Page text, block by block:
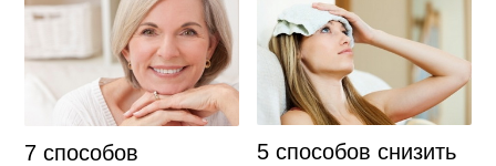
7 способов
5 способов снизить